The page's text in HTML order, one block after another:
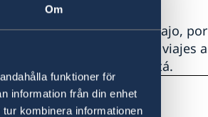
Om
funktioner för
information från din enhet
kombinera informationen
por estudios, trabajo, por
como consultas sobre viajes a
de Suecia en Bogotá.